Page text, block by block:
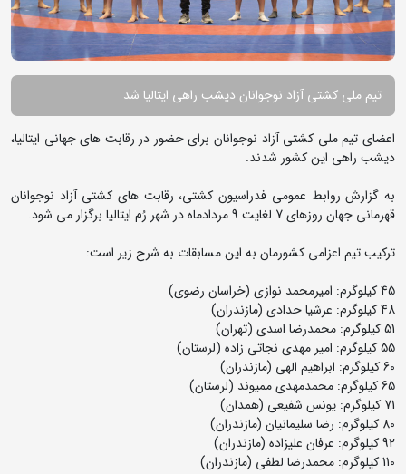
تیم ملی کشتی آزاد نوجوانان دیشب راهی ایتالیا شد
اعضای تیم ملی کشتی آزاد نوجوانان برای حضور در رقابت های جهانی ایتالیا،
دیشب راهی این کشور شدند.
به گزارش روابط عمومی فدراسیون کشتی، رقابت های کشتی آزاد نوجوانان
قهرمانی جهان روزهای 7 لغایت 9 مردادماه در شهر رُم ایتالیا برگزار می شود.
ترکیب تیم اعزامی کشورمان به این مسابقات به شرح زیر است:
45 کیلوگرم: امیرمحمد نوازی (خراسان رضوی)
48 کیلوگرم: عرشیا حدادی (مازندران)
51 کیلوگرم: محمدرضا اسدی (تهران)
55 کیلوگرم: امیر مهدی نجاتی زاده (لرستان)
60 کیلوگرم: ابراهیم الهی (مازندران)
65 کیلوگرم: محمدمهدی ممیوند (لرستان)
71 کیلوگرم: یونس شفیعی (همدان)
80 کیلوگرم: رضا سلیمانیان (مازندران)
92 کیلوگرم: عرفان علیزاده (مازندران)
110 کیلوگرم: محمدرضا لطفی (مازندران)